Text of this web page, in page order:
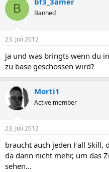
B Banned
23. Juli 2012
ja und was bringts wenn du
zu base geschossen wird?
Morti1
Active member
23. Juli 2012
braucht auch jeden Fall Skill,
da dann nicht mehr, um das
sehen...